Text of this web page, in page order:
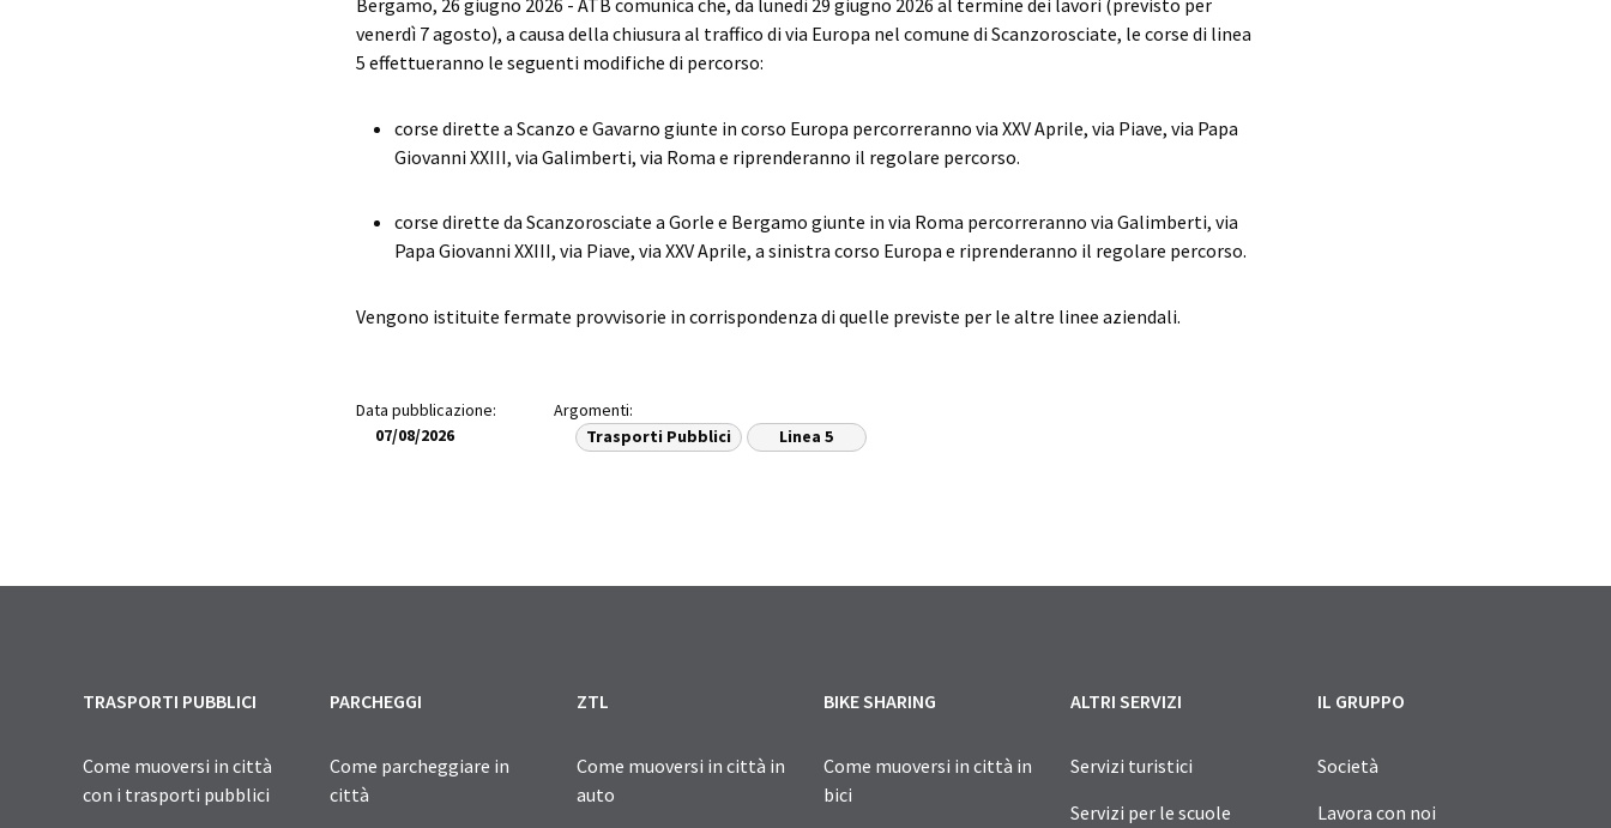
Bergamo, 26 giugno 2026 - ATB comunica che, da lunedì 29 giugno 2026 al termine dei lavori (previsto per
venerdì 7 agosto), a causa della chiusura al traffico di via Europa nel comune di Scanzorosciate, le corse di linea
5 effettueranno le seguenti modifiche di percorso:
corse dirette a Scanzo e Gavarno giunte in corso Europa percorreranno via XXV Aprile, via Piave, via Papa
Giovanni XXIII, via Galimberti, via Roma e riprenderanno il regolare percorso.
corse dirette da Scanzorosciate a Gorle e Bergamo giunte in via Roma percorreranno via Galimberti, via
Papa Giovanni XXIII, via Piave, via XXV Aprile, a sinistra corso Europa e riprenderanno il regolare percorso.
Vengono istituite fermate provvisorie in corrispondenza di quelle previste per le altre linee aziendali.
Data pubblicazione:
07/08/2026
Argomenti:
Trasporti Pubblici
Linea 5
TRASPORTI PUBBLICI
Come muoversi in città
con i trasporti pubblici
PARCHEGGI
Come parcheggiare in
città
ZTL
Come muoversi in città in
auto
BIKE SHARING
Come muoversi in città in
bici
ALTRI SERVIZI
Servizi turistici
Servizi per le scuole
IL GRUPPO
Società
Lavora con noi